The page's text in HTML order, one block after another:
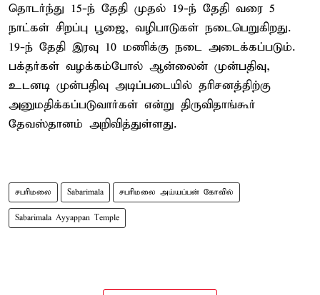
தொடர்ந்து 15-ந் தேதி முதல் 19-ந் தேதி வரை 5
நாட்கள் சிறப்பு பூஜை, வழிபாடுகள் நடைபெறுகிறது.
19-ந் தேதி இரவு 10 மணிக்கு நடை அடைக்கப்படும்.
பக்தர்கள் வழக்கம்போல் ஆன்லைன் முன்பதிவு,
உடனடி முன்பதிவு அடிப்படையில் தரிசனத்திற்கு
அனுமதிக்கப்படுவார்கள் என்று திருவிதாங்கூர்
தேவஸ்தானம் அறிவித்துள்ளது.
சபரிமலை Sabarimala சபரிமலை அய்யப்பன் கோவில்
Sabarimala Ayyappan Temple